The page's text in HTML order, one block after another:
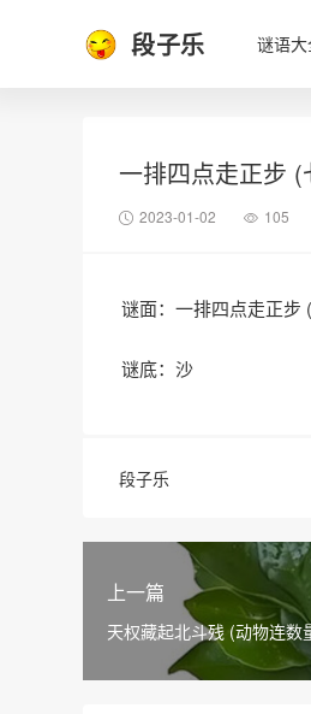
段子乐 谜语大
一排四点走正步 (
2023-01-02 105
谜面：一排四点走正步
谜底：沙
段子乐
上一篇
天权藏起北斗残 (动物连数